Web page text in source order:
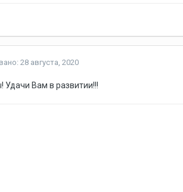
28 августа, 2020
Удачи Вам в развитии!!!